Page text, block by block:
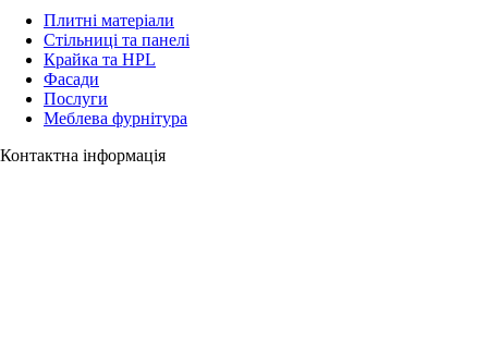
Плитні матеріали
Стільниці та панелі
Крайка та HPL
Фасади
Послуги
Меблева фурнітура
Контактна інформація